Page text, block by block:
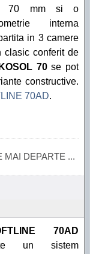
70 mm si o
interna
in 3 camere
clasic conferit de
70se pot
constructive.
70AD.
MAI DEPARTE ...
70AD
un sistem